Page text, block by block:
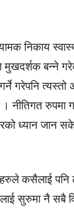
निकाय
मुखदर्शक बन्ने
गरेपनि त्यस्तो
नीतिगत रुपमा
ध्यान जान
कसैलाई पनि
सुरुमा नै सबै